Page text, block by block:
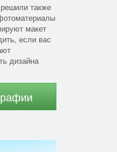
также
макет
если вас
дизайна